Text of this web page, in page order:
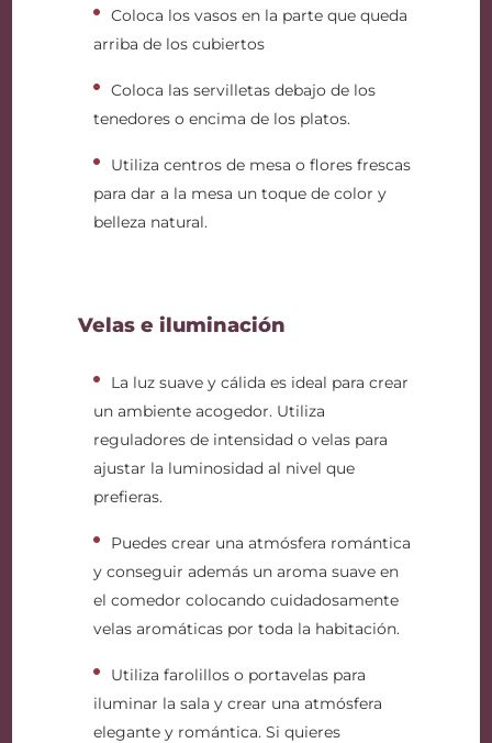
Coloca los vasos en la parte que queda
arriba de los cubiertos
Coloca las servilletas debajo de los
tenedores o encima de los platos.
Utiliza centros de mesa o flores frescas
para dar a la mesa un toque de color y
belleza natural.
Velas e iluminación
La luz suave y cálida es ideal para crear
un ambiente acogedor. Utiliza
reguladores de intensidad o velas para
ajustar la luminosidad al nivel que
prefieras.
Puedes crear una atmósfera romántica
y conseguir además un aroma suave en
el comedor colocando cuidadosamente
velas aromáticas por toda la habitación.
Utiliza farolillos o portavelas para
iluminar la sala y crear una atmósfera
elegante y romántica. Si quieres